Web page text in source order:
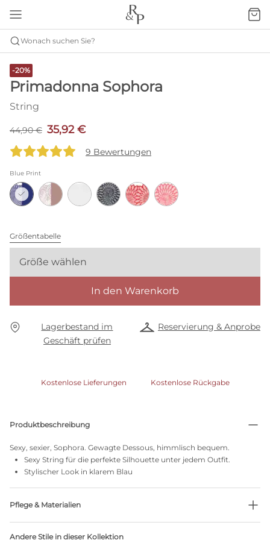
Wonach suchen Sie?
-20%
Primadonna Sophora
String
44,90 € 35,92 €
9 Bewertungen
Blue Print
Größentabelle
Größe wählen
In den Warenkorb
Lagerbestand im
Geschäft prüfen
Reservierung & Anprobe
Kostenlose Lieferungen Kostenlose Rückgabe
Produktbeschreibung
Sexy, sexier, Sophora. Gewagte Dessous, himmlisch bequem.
Sexy String für die perfekte Silhouette unter jedem Outfit.
Stylischer Look in klarem Blau
Pflege & Materialien
Andere Stile in dieser Kollektion